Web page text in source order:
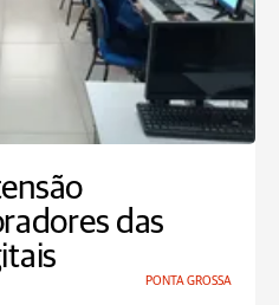
das
PONTA GROSSA